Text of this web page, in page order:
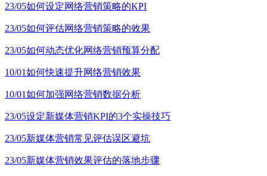
23/05如何设定网络营销策略的KPI
23/05如何评估网络营销策略的效果
23/05如何动态优化网络营销预算分配
10/01如何快速提升网络营销效果
10/01如何加强网络营销数据分析
23/05设定新媒体营销KPI的3个实操技巧
23/05新媒体营销常见评估误区避坑
23/05新媒体营销效果评估的落地步骤